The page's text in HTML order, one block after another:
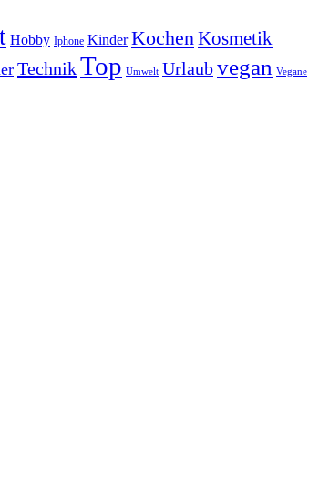
Hobby Iphone Kinder Kochen Kosmetik
TechnikTop Umwelt Urlaubvegan Vegane